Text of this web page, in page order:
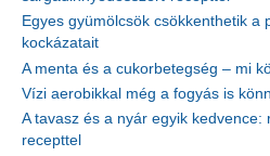
Egyes gyümölcsök csökkenthetik a
kockázatait
A menta és a cukorbetegség – mi
Vízi aerobikkal még a fogyás is
A tavasz és a nyár egyik
recepttel